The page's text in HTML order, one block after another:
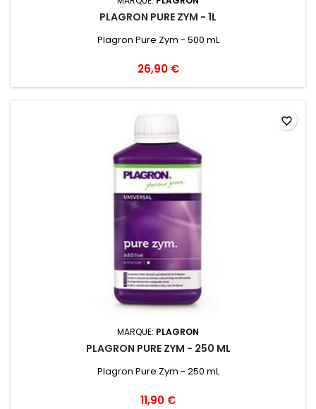
PLAGRON PURE ZYM - 1L
Plagron Pure Zym - 500 mL
26,90 €
MARQUE: PLAGRON
PLAGRON PURE ZYM - 250 ML
Plagron Pure Zym - 250 mL
11,90 €
favorite_border